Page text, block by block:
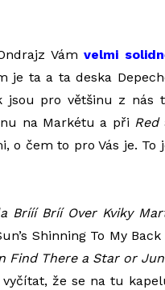
Vámvelmi
je ta a ta deska
jsou pro většinu z nás
na Markétu a při Red
o čem to pro Vás je. To
Brííí Bríí Over Kviky
Shinning To My Back
Find There a Star or
že se na tu